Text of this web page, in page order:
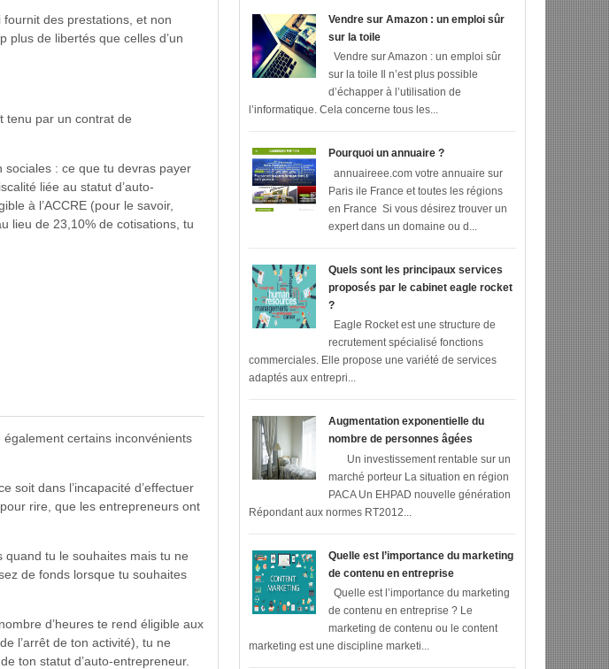
des prestations, et non
plus de libertés que celles d’un
tenu par un contrat de
sociales : ce que tu devras payer
liée au statut d’auto-
à l’ACCRE (pour le savoir,
lieu de 23,10% de cotisations, tu
certains inconvénients
soit dans l’incapacité d’effectuer
rire, que les entrepreneurs ont
tu le souhaites mais tu ne
de fonds lorsque tu souhaites
d’heures te rend éligible aux
l’arrêt de ton activité), tu ne
ton statut d’auto-entrepreneur.
Vendre sur Amazon : un emploi sûr
sur la toile
Vendre sur Amazon : un emploi sûr
sur la toile Il n’est plus possible
d’échapper à l’utilisation de
l’informatique. Cela concerne tous les...
Pourquoi un annuaire ?
annuaireee.com votre annuaire sur
Paris ile France et toutes les régions
en France Si vous désirez trouver un
expert dans un domaine ou d...
Quels sont les principaux services
proposés par le cabinet eagle rocket
?
Eagle Rocket est une structure de
recrutement spécialisé fonctions
commerciales. Elle propose une variété de services
adaptés aux entrepri...
Augmentation exponentielle du
nombre de personnes âgées
Un investissement rentable sur un
marché porteur La situation en région
PACA Un EHPAD nouvelle génération
Répondant aux normes RT2012...
Quelle est l’importance du marketing
de contenu en entreprise
Quelle est l’importance du marketing
de contenu en entreprise ? Le
marketing de contenu ou le content
marketing est une discipline marketi...